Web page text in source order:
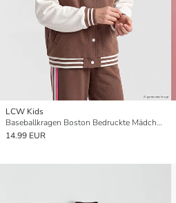
LCW Kids
Baseballkragen Boston Bedruckte Mädchenjacke
14.99 EUR